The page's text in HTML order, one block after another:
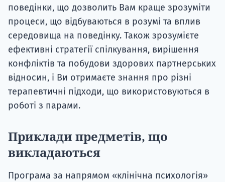
поведінки, що дозволить Вам краще зрозуміти
процеси, що відбуваються в розумі та вплив
середовища на поведінку. Також зрозумієте
ефективні стратегії спілкування, вирішення
конфліктів та побудови здорових партнерських
відносин, і Ви отримаєте знання про різні
терапевтичні підходи, що використовуються в
роботі з парами.
Приклади предметів, що
викладаються
Програма за напрямом «клінічна психологія»